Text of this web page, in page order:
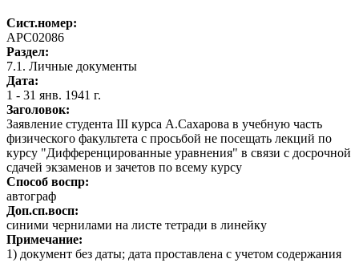
Сист.номер:
АРС02086
Раздел:
7.1. Личные документы
Дата:
1 - 31 янв. 1941 г.
Заголовок:
Заявление студента III курса А.Сахарова в учебную часть
физического факультета с просьбой не посещать лекций по
курсу "Дифференцированные уравнения" в связи с досрочной
сдачей экзаменов и зачетов по всему курсу
Способ воспр:
автограф
Доп.сп.восп:
синими чернилами на листе тетради в линейку
Примечание:
1) документ без даты; дата проставлена с учетом содержания